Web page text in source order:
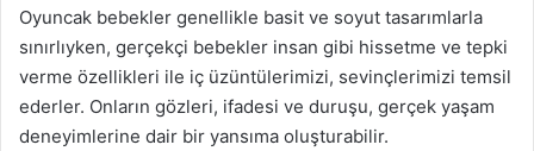
Oyuncak bebekler genellikle basit ve soyut tasarımlarla
sınırlıyken, gerçekçi bebekler insan gibi hissetme ve tepki
verme özellikleri ile iç üzüntülerimizi, sevinçlerimizi temsil
ederler. Onların gözleri, ifadesi ve duruşu, gerçek yaşam
deneyimlerine dair bir yansıma oluşturabilir.